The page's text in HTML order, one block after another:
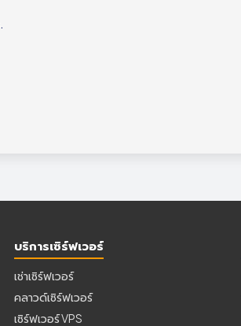
บริการเซิร์ฟเวอร์
เช่าเซิร์ฟเวอร์
คลาวด์เซิร์ฟเวอร์
เซิร์ฟเวอร์ VPS